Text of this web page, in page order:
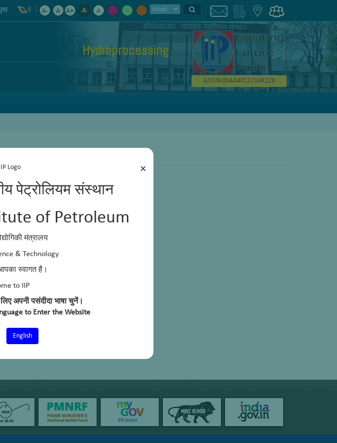
×
पेट्रोलियम संस्थान
of Petroleum
मंत्रालय
& Technology
स्वागत है।
to IIP
अपनी पसंदीदा भाषा चुनें।
to Enter the Website
English
Hydroprocessing
GSTIN 05AAATC2716R2ZK